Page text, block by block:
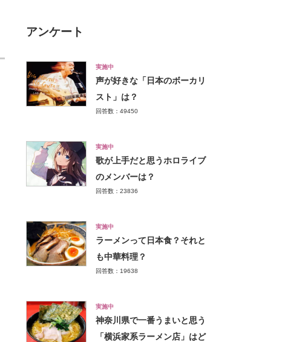
アンケート
実施中
声が好きな「日本のボーカリ
スト」は？
回答数：49450
実施中
歌が上手だと思うホロライブ
のメンバーは？
回答数：23836
実施中
ラーメンって日本食？それと
も中華料理？
回答数：19638
実施中
神奈川県で一番うまいと思う
「横浜家系ラーメン店」はど